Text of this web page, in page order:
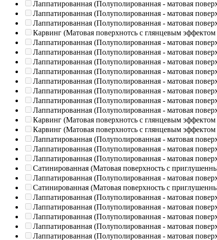
Лаппатированная (Полуполированная - матовая
Лаппатированная (Полуполированная - матовая
Лаппатированная (Полуполированная - матовая
Карвинг (Матовая поверхнотсь с глянцевым эффектом
Лаппатированная (Полуполированная - матовая
Лаппатированная (Полуполированная - матовая
Лаппатированная (Полуполированная - матовая
Лаппатированная (Полуполированная - матовая
Лаппатированная (Полуполированная - матовая
Лаппатированная (Полуполированная - матовая
Лаппатированная (Полуполированная - матовая
Лаппатированная (Полуполированная - матовая
Карвинг (Матовая поверхнотсь с глянцевым эффектом
Карвинг (Матовая поверхнотсь с глянцевым эффектом
Лаппатированная (Полуполированная - матовая
Лаппатированная (Полуполированная - матовая
Лаппатированная (Полуполированная - матовая
Сатинированная (Матовая поверхность с
Лаппатированная (Полуполированная - матовая
Сатинированная (Матовая поверхность с
Лаппатированная (Полуполированная - матовая
Лаппатированная (Полуполированная - матовая
Лаппатированная (Полуполированная - матовая
Лаппатированная (Полуполированная - матовая
Лаппатированная (Полуполированная - матовая